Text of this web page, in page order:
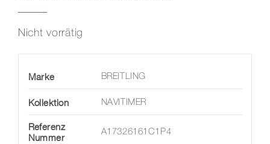
Nicht vorrätig
Marke BREITLING
Kollektion NAVITIMER
Referenz
Nummer
A17326161C1P4